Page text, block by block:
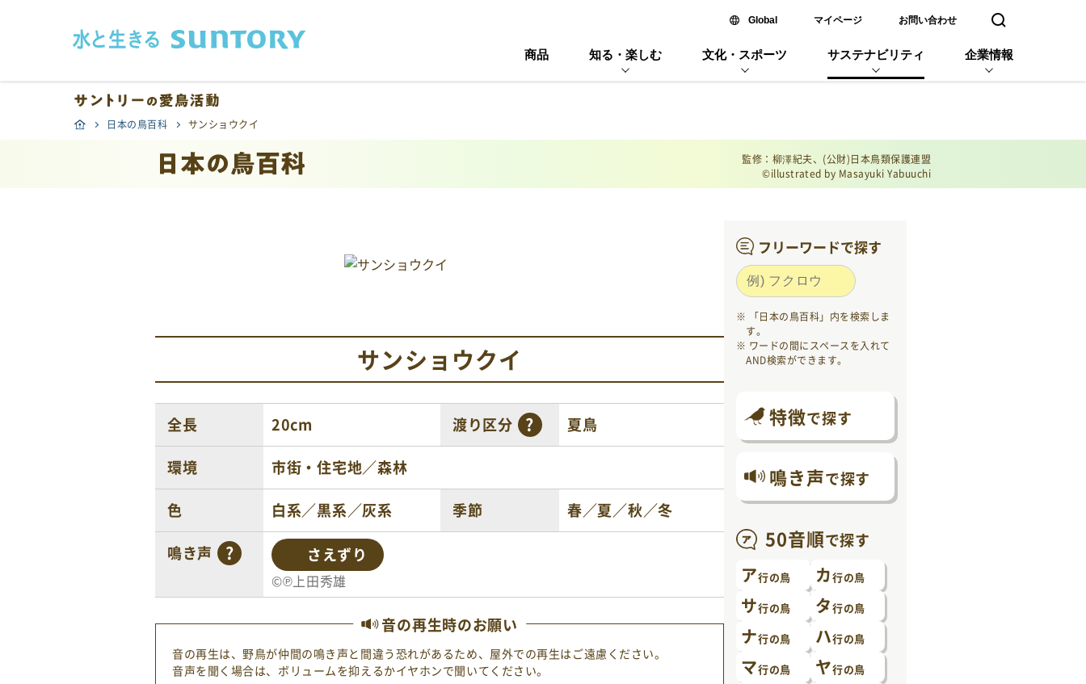
Global新しいウィンドウで開く
マイページ お問い合わせ 検索窓を開く
商品 知る・楽しむ 文化・スポーツ サステナビリティ 企業情報
日本の鳥百科 サンショウクイ
監修：柳澤紀夫、(公財)日本鳥類保護連盟
©illustrated by Masayuki Yabuuchi
サンショウクイ
全長 20cm 渡り区分
夏鳥
環境
市街・住宅地／森林
色
白系／黒系／灰系 季節
春／夏／秋／冬
鳴き声
さえずり
©℗上田秀雄
音の再生時のお願い
音の再生は、野鳥が仲間の鳴き声と間違う恐れがあるため、屋外での再生はご遠慮ください。
音声を聞く場合は、ボリュームを抑えるかイヤホンで聞いてください。
フリーワードで探す
「日本の鳥百科」内を検索しま
す。
ワードの間にスペースを入れて
AND検索ができます。
特徴で探す
鳴き声で探す
50音順で探す
ア行の鳥 カ行の鳥
サ行の鳥 タ行の鳥
ナ行の鳥 ハ行の鳥
マ行の鳥 ヤ行の鳥